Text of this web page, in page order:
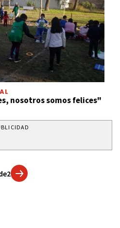
nosotros somos felices"
2